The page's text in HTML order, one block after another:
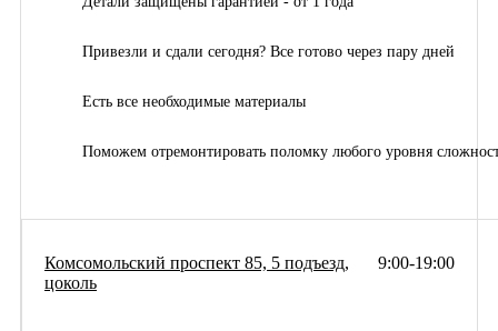
Привезли и сдали сегодня? Все готово через пару дней
Есть все необходимые материалы
Поможем отремонтировать поломку любого уровня
9:00-19:00
Комсомольский проспект 85, 5 подъезд,
цоколь